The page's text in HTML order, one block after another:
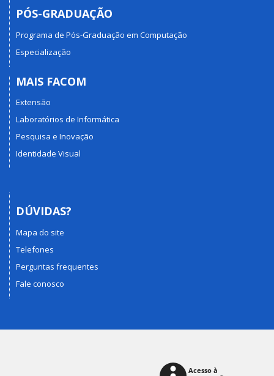
PÓS-GRADUAÇÃO
Programa de Pós-Graduação em Computação
Especialização
MAIS FACOM
Extensão
Laboratórios de Informática
Pesquisa e Inovação
Identidade Visual
DÚVIDAS?
Mapa do site
Telefones
Perguntas frequentes
Fale conosco